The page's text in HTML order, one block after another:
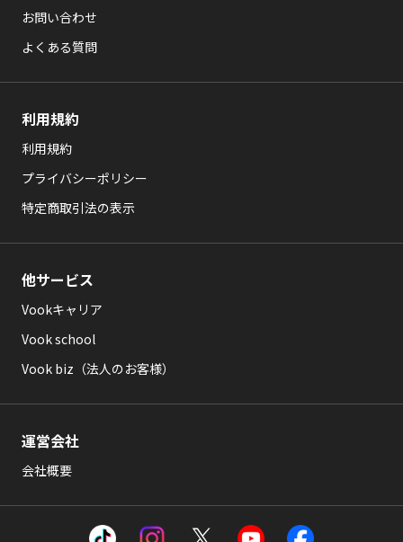
お問い合わせ
よくある質問
利用規約
利用規約
プライバシーポリシー
特定商取引法の表示
他サービス
Vookキャリア
Vook school
Vook biz（法人のお客様）
運営会社
会社概要